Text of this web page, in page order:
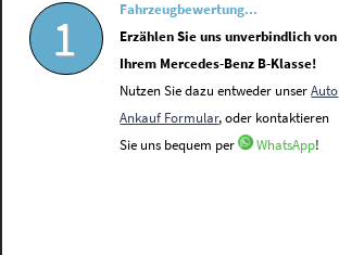
1
Fahrzeugbewertung...
Erzählen Sie uns unverbindlich von
Ihrem Mercedes-Benz B-Klasse!
Nutzen Sie dazu entweder unserAuto
Ankauf Formular, oder kontaktieren
Sie uns bequem per
WhatsApp!